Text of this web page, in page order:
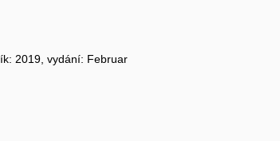
2019, vydání: Februar